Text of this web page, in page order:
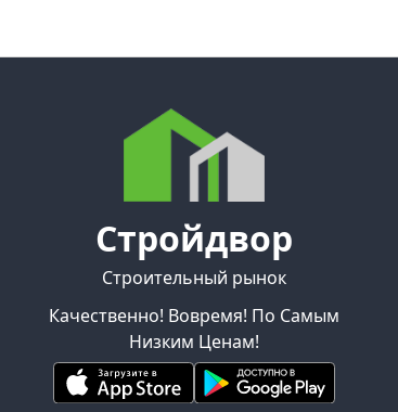
Стройдвор
Строительный рынок
Качественно! Вовремя! По Самым
Низким Ценам!